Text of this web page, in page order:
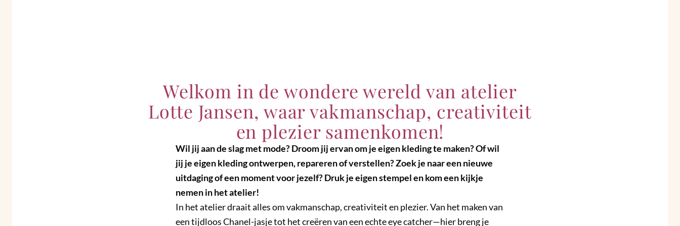
Welkom in de wondere wereld van atelier
Lotte Jansen, waar vakmanschap, creativiteit
en plezier samenkomen!
Wil jij aan de slag met mode? Droom jij ervan om je eigen kleding te maken? Of wil
jij je eigen kleding ontwerpen, repareren of verstellen? Zoek je naar een nieuwe
uitdaging of een moment voor jezelf? Druk je eigen stempel en kom een kijkje
nemen in het atelier!
In het atelier draait alles om vakmanschap, creativiteit en plezier. Van het maken van
een tijdloos Chanel-jasje tot het creëren van een echte eye catcher—hier breng je